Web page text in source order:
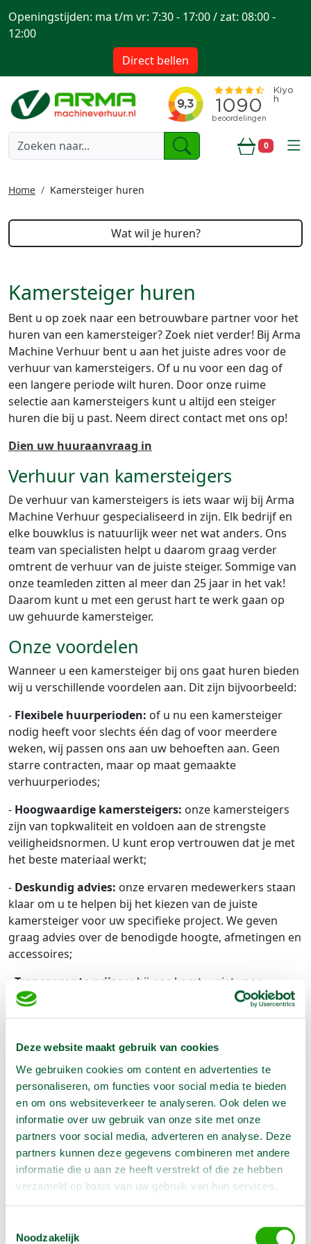
Deze website maakt gebruik van cookies
We gebruiken cookies om content en advertenties te
personaliseren, om functies voor social media te bieden
en om ons websiteverkeer te analyseren. Ook delen we
informatie over uw gebruik van onze site met onze
partners voor social media, adverteren en analyse. Deze
partners kunnen deze gegevens combineren met andere
informatie die u aan ze heeft verstrekt of die ze hebben
verzameld op basis van uw gebruik van hun services.
Noodzakelijk
0
Openingstijden: ma t/m vr: 7:30 - 17:00 / zat: 08:00 -
12:00
Direct bellen
Home Kamersteiger huren
Wat wil je huren?
Kamersteiger huren
Bent u op zoek naar een betrouwbare partner voor het
huren van een kamersteiger? Zoek niet verder! Bij Arma
Machine Verhuur bent u aan het juiste adres voor de
verhuur van kamersteigers. Of u nu voor een dag of
een langere periode wilt huren. Door onze ruime
selectie aan kamersteigers kunt u altijd een steiger
huren die bij u past. Neem direct contact met ons op!
Dien uw huuraanvraag in
Verhuur van kamersteigers
De verhuur van kamersteigers is iets waar wij bij Arma
Machine Verhuur gespecialiseerd in zijn. Elk bedrijf en
elke bouwklus is natuurlijk weer net wat anders. Ons
team van specialisten helpt u daarom graag verder
omtrent de verhuur van de juiste steiger. Sommige van
onze teamleden zitten al meer dan 25 jaar in het vak!
Daarom kunt u met een gerust hart te werk gaan op
uw gehuurde kamersteiger.
Onze voordelen
Wanneer u een kamersteiger bij ons gaat huren bieden
wij u verschillende voordelen aan. Dit zijn bijvoorbeeld:
- Flexibele huurperioden: of u nu een kamersteiger
nodig heeft voor slechts één dag of voor meerdere
weken, wij passen ons aan uw behoeften aan. Geen
starre contracten, maar op maat gemaakte
verhuurperiodes;
- Hoogwaardige kamersteigers: onze kamersteigers
zijn van topkwaliteit en voldoen aan de strengste
veiligheidsnormen. U kunt erop vertrouwen dat je met
het beste materiaal werkt;
- Deskundig advies: onze ervaren medewerkers staan
klaar om u te helpen bij het kiezen van de juiste
kamersteiger voor uw specifieke project. We geven
graag advies over de benodigde hoogte, afmetingen en
accessoires;
Transparante prijzen: bij ons komt u niet voor
verrassingen te staan. Onze prijzen zijn duidelijk en
transparant, of u nu voor een dag of voor een langere
bouwsector. Daarom kunt u erop rekenen dat wij alle
machines voorradig hebben en dat u deze snel bij ons
af kunt halen. Bekijk ons volledige aanbod en ontdek
hoe eenvoudig het is om eensteiger te hurenvoor al
uw projecten.
Huren is een goede keuze
Wanneer u een kamersteiger nodig heeft, kan het
Waarom investeren in een dure kamersteiger die u